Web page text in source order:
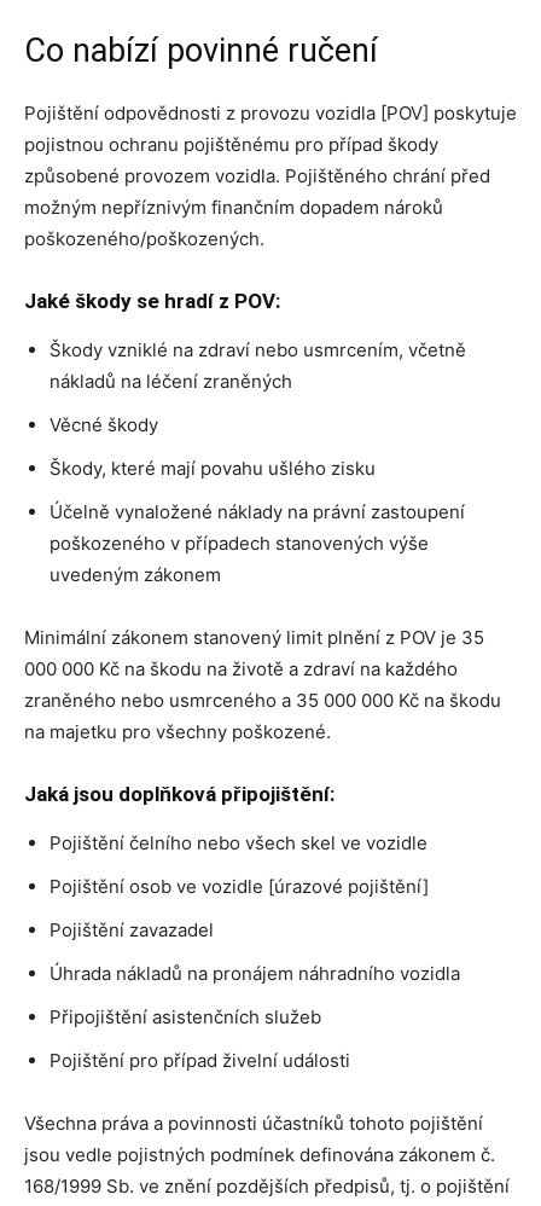
Co nabízí povinné ručení
Pojištění odpovědnosti z provozu vozidla [POV] poskytuje
pojistnou ochranu pojištěnému pro případ škody
způsobené provozem vozidla. Pojištěného chrání před
možným nepříznivým finančním dopadem nároků
poškozeného/poškozených.
Jaké škody se hradí z POV:
Škody vzniklé na zdraví nebo usmrcením, včetně
nákladů na léčení zraněných
Věcné škody
Škody, které mají povahu ušlého zisku
Účelně vynaložené náklady na právní zastoupení
poškozeného v případech stanovených výše
uvedeným zákonem
Minimální zákonem stanovený limit plnění z POV je 35
000 000 Kč na škodu na životě a zdraví na každého
zraněného nebo usmrceného a 35 000 000 Kč na škodu
na majetku pro všechny poškozené.
Jaká jsou doplňková připojištění:
Pojištění čelního nebo všech skel ve vozidle
Pojištění osob ve vozidle [úrazové pojištění]
Pojištění zavazadel
Úhrada nákladů na pronájem náhradního vozidla
Připojištění asistenčních služeb
Pojištění pro případ živelní události
Všechna práva a povinnosti účastníků tohoto pojištění
jsou vedle pojistných podmínek definována zákonem č.
168/1999 Sb. ve znění pozdějších předpisů, tj. o pojištění